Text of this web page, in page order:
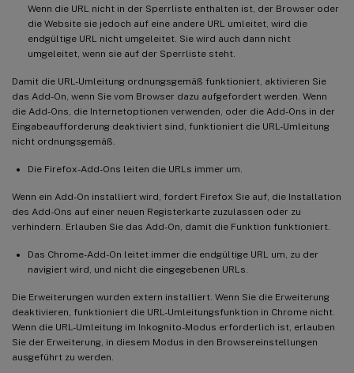
Wenn die URL nicht in der Sperrliste enthalten ist, der Browser oder
die Website sie jedoch auf eine andere URL umleitet, wird die
endgültige URL nicht umgeleitet. Sie wird auch dann nicht
umgeleitet, wenn sie auf der Sperrliste steht.
Damit die URL-Umleitung ordnungsgemäß funktioniert, aktivieren Sie
das Add-On, wenn Sie vom Browser dazu aufgefordert werden. Wenn
die Add-Ons, die Internetoptionen verwenden, oder die Add-Ons in der
Eingabeaufforderung deaktiviert sind, funktioniert die URL-Umleitung
nicht ordnungsgemäß.
Die Firefox-Add-Ons leiten die URLs immer um.
Wenn ein Add-On installiert wird, fordert Firefox Sie auf, die Installation
des Add-Ons auf einer neuen Registerkarte zuzulassen oder zu
verhindern. Erlauben Sie das Add-On, damit die Funktion funktioniert.
Das Chrome-Add-On leitet immer die endgültige URL um, zu der
navigiert wird, und nicht die eingegebenen URLs.
Die Erweiterungen wurden extern installiert. Wenn Sie die Erweiterung
deaktivieren, funktioniert die URL-Umleitungsfunktion in Chrome nicht.
Wenn die URL-Umleitung im Inkognito-Modus erforderlich ist, erlauben
Sie der Erweiterung, in diesem Modus in den Browsereinstellungen
ausgeführt zu werden.